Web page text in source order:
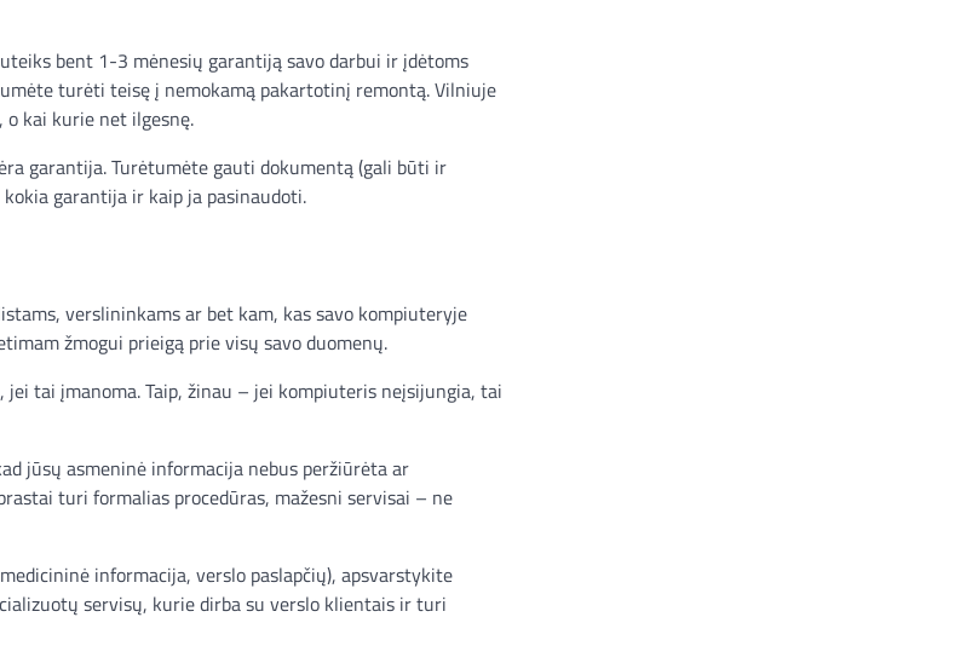
bent 1-3 mėnesių garantiją savo darbui ir įdėtoms
turėti teisę į nemokamą pakartotinį remontą. Vilniuje
kai kurie net ilgesnę.
garantija. Turėtumėte gauti dokumentą (gali būti ir
garantija ir kaip ja pasinaudoti.
verslininkams ar bet kam, kas savo kompiuteryje
žmogui prieigą prie visų savo duomenų.
tai įmanoma. Taip, žinau – jei kompiuteris neįsijungia, tai
jūsų asmeninė informacija nebus peržiūrėta ar
turi formalias procedūras, mažesni servisai – ne
informacija, verslo paslapčių), apsvarstykite
servisų, kurie dirba su verslo klientais ir turi